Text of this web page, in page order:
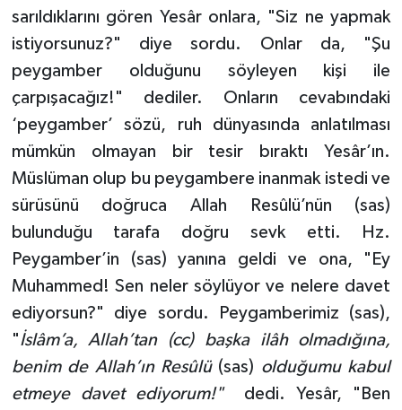
sarıldıklarını gören Yesâr onlara, "Siz ne yapmak
istiyorsunuz?" diye sordu. Onlar da, "Şu
peygamber olduğunu söyleyen kişi ile
çarpışacağız!" dediler. Onların cevabındaki
‘peygamber’ sözü, ruh dünyasında anlatılması
mümkün olmayan bir tesir bıraktı Yesâr’ın.
Müslüman olup bu peygambere inanmak istedi ve
sürüsünü doğruca Allah Resûlü’nün (sas)
bulunduğu tarafa doğru sevk etti. Hz.
Peygamber’in (sas) yanına geldi ve ona, "Ey
Muhammed! Sen neler söylüyor ve nelere davet
ediyorsun?" diye sordu. Peygamberimiz (sas),
"İslâm’a, Allah’tan (cc) başka ilâh olmadığına,
benim de Allah’ın Resûlü (sas) olduğumu kabul
etmeye davet ediyorum!"
dedi. Yesâr, "Ben
Kastamonu Müftülüğü
Kayseri Müftülüğü
Kırıkkale Müftülüğü
Kırklareli Müftülüğü
Kırşehir Müftülüğü
Kocaeli Müftülüğü
Konya Müftülüğü
Kütahya Müftülüğü